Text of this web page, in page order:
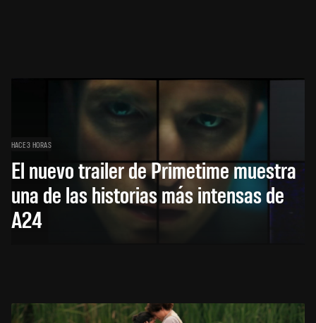
HACE 3 HORAS
El nuevo trailer de Primetime muestra
una de las historias más intensas de
A24